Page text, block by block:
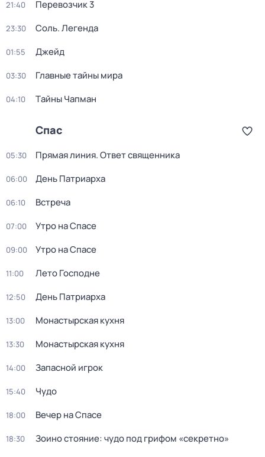
21:40 Перевозчик 3
23:30 Соль. Легенда
01:55 Джейд
03:30 Главные тайны мира
04:10 Тaйны Чапман
Спас
05:30 Прямая линия. Ответ священника
06:00 День Патриарха
06:10 Встреча
07:00 Утро на Спасе
09:00 Утро на Спасе
11:00 Лето Господне
12:50 День Патриарха
13:00 Монастырская кухня
13:30 Монастырская кухня
14:00 Запасной игрок
15:40 Чудо
18:00 Вечер на Спасе
18:30
Зоино стояние: чудо под грифом «секретно»